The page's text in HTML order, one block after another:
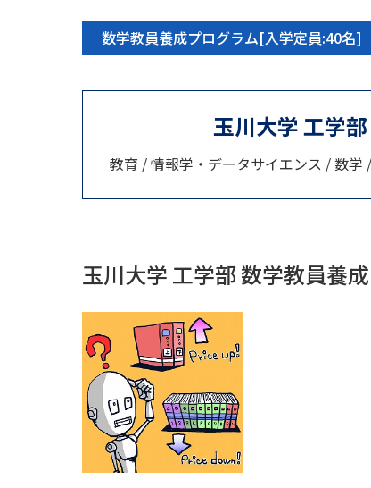
数学教員養成プログラム[入学定員:40名]
玉川大学 工学
教育 / 情報学・データサイエンス / 数学
玉川大学 工学部 数学教員養